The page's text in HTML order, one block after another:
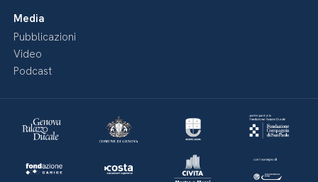
Media
Pubblicazioni
Video
Podcast